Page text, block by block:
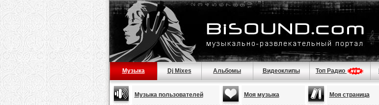
Музыка Dj Mixes Альбомы Видеоклипы Топ Радио
Музыка пользователей Моя музыка Моя страница